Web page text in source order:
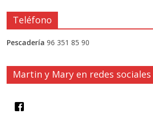
Teléfono
Pescadería 96 351 85 90
Martin y Mary en redes sociales